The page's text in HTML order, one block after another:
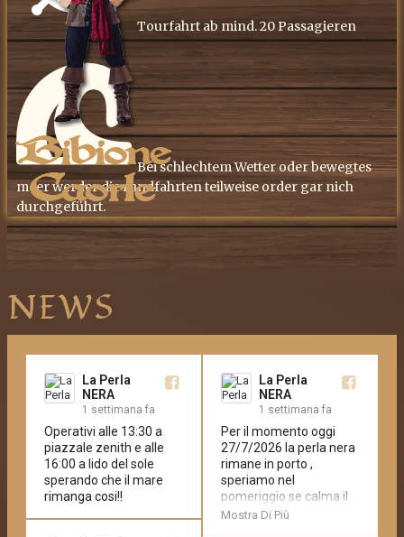
​Tourfahrt ab mind. 20 Passagieren
​Bei schlechtem Wetter oder bewegtes
meer werder die rundfahrten teilweise order gar nich
durchgeführt.
NEWS
La Perla
NERA
1 settimana fa
Operativi alle 13:30 a
piazzale zenith e alle
16:00 a lido del sole
sperando che il mare
rimanga cosi!!
La Perla
NERA
1 settimana fa
Per il momento oggi
27/7/2026 la perla nera
rimane in porto ,
speriamo nel
pomeriggio se calma il
mare di poter
Mostra Di Più